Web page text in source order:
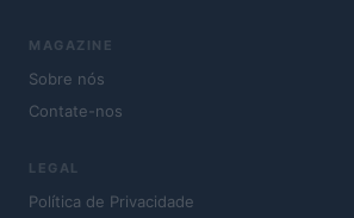
MAGAZINE
Sobre nós
Contate-nos
LEGAL
Política de Privacidade